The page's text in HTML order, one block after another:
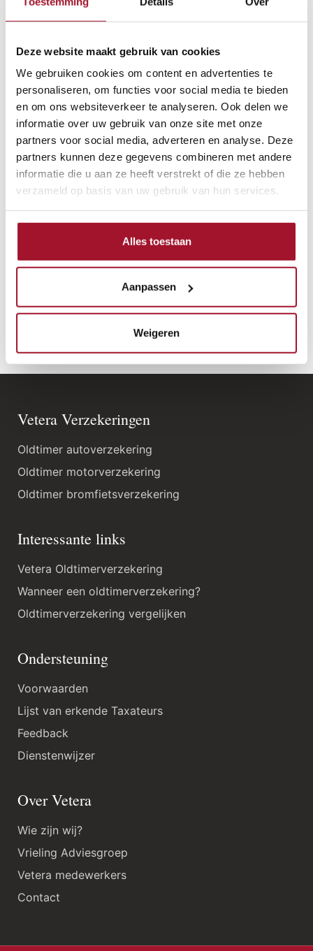
Deze website maakt gebruik van cookies
We gebruiken cookies om content en advertenties te
personaliseren, om functies voor social media te bieden
en om ons websiteverkeer te analyseren. Ook delen we
informatie over uw gebruik van onze site met onze
partners voor social media, adverteren en analyse. Deze
partners kunnen deze gegevens combineren met andere
informatie die u aan ze heeft verstrekt of die ze hebben
verzameld op basis van uw gebruik van hun services.
Alles toestaan
Aanpassen
Weigeren
Tot Dagwaarde
Vanaf
€
15.000,-
Taxatiewaarde
Taxatierapport
inclusief 2 foto's
Taxatierapport
Een erkend Nivre, TMV, RETM, VRT taxatierapport
of een Fehac goed gekeurd taxatierapport (inclusief
2 foto's). Ook goedgekeurd is het rapport van een
technische commissie van een erkende club of
motorrijtuigen. Het taxatierapport kent een
geldigheidsduur van 3 jaar, gerekend van de
rapportdatum. Beschikt u over een bestaand
gebruiken voor uw polis als deze niet ouder is dan 6
maanden.
Vetera Verzekeringen
Oldtimer autoverzekering
Oldtimer motorverzekering
Oldtimer bromfietsverzekering
Interessante links
Vetera Oldtimerverzekering
Wanneer een oldtimerverzekering?
Oldtimerverzekering vergelijken
Ondersteuning
Voorwaarden
Lijst van erkende Taxateurs
Feedback
Dienstenwijzer
Over Vetera
Wie zijn wij?
Vrieling Adviesgroep
Vetera medewerkers
Contact